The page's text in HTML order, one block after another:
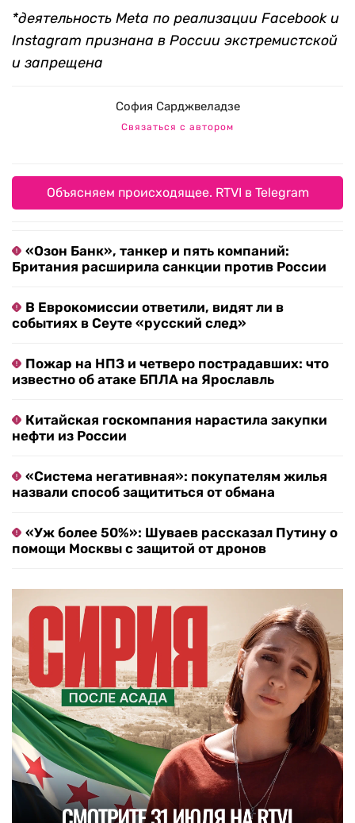
*деятельность Meta по реализации Facebook и
Instagram признана в России экстремистской
и запрещена
София Сарджвеладзе
Связаться с автором
Объясняем происходящее. RTVI в Telegram
«Озон Банк», танкер и пять компаний:
Британия расширила санкции против России
В Еврокомиссии ответили, видят ли в
событиях в Сеуте «русский след»
Пожар на НПЗ и четверо пострадавших: что
известно об атаке БПЛА на Ярославль
Китайская госкомпания нарастила закупки
нефти из России
«Система негативная»: покупателям жилья
назвали способ защититься от обмана
«Уж более 50%»: Шуваев рассказал Путину о
помощи Москвы с защитой от дронов